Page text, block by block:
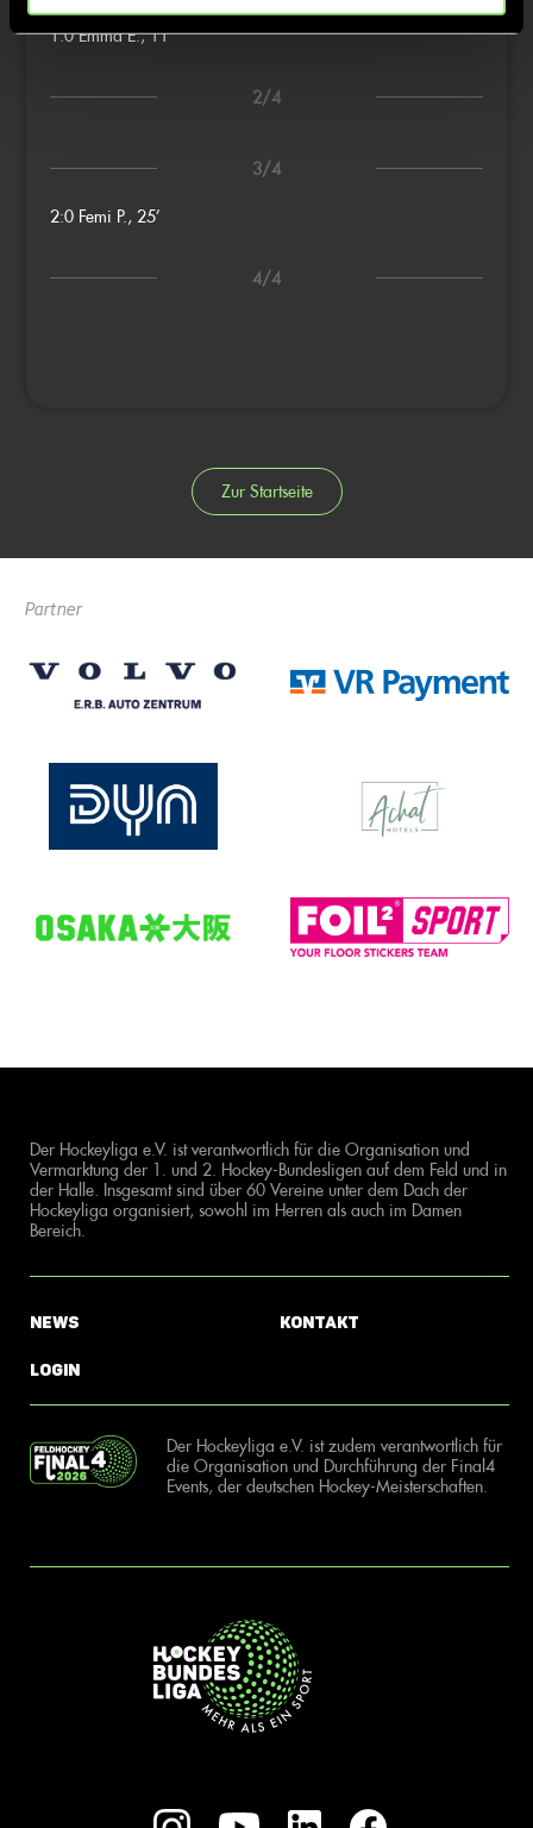
1:0 Emma E., 11’
2/4
3/4
2:0 Femi P., 25’
4/4
Zur Startseite
Partner
Der Hockeyliga e.V. ist verantwortlich für die Organisation und
Vermarktung der 1. und 2. Hockey-Bundesligen auf dem Feld und in
der Halle. Insgesamt sind über 60 Vereine unter dem Dach der
Hockeyliga organisiert, sowohl im Herren als auch im Damen
Bereich.
News
Login
Kontakt
Der Hockeyliga e.V. ist zudem verantwortlich für
die Organisation und Durchführung der Final4
Events, der deutschen Hockey-Meisterschaften.